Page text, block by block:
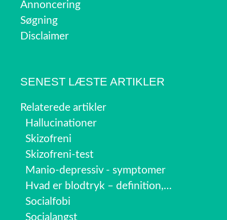
Annoncering
Søgning
Disclaimer
SENEST LÆSTE ARTIKLER
Relaterede artikler
Hallucinationer
Skizofreni
Skizofreni-test
Manio-depressiv - symptomer
Hvad er blodtryk – definition,…
Socialfobi
Socialangst